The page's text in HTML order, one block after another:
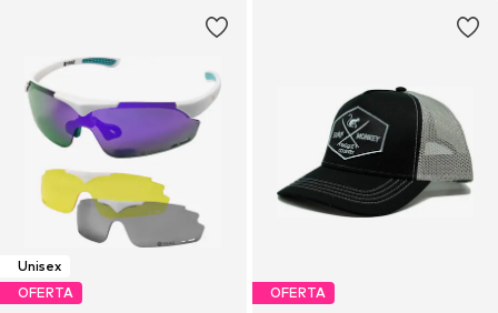
Unisex
OFERTA
OFERTA